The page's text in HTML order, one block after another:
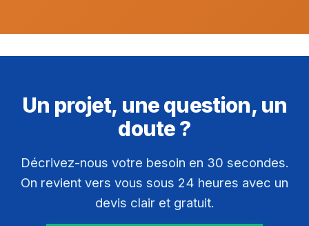
Un projet, une question, un
doute ?
Décrivez-nous votre besoin en 30 secondes.
On revient vers vous sous 24 heures avec un
devis clair et gratuit.